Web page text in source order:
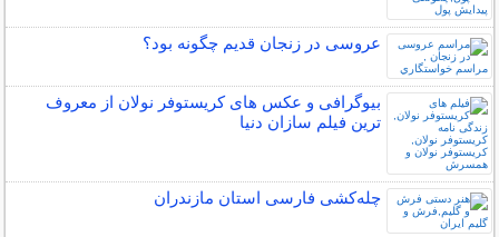
عروسی در زنجان قدیم چگونه بود؟
بیوگرافی و عکس های کریستوفر نولان از معروف
ترین فیلم سازان دنیا
چله‌كشی فارسی استان مازندران